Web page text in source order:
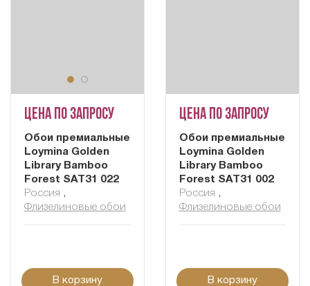
Цена по запросу
Обои премиальные
Loymina Golden
Library Bamboo
Forest SAT31 022
Россия ,
Флизелиновые обои
В корзину
Цена по запросу
Обои премиальные
Loymina Golden
Library Bamboo
Forest SAT31 002
Россия ,
Флизелиновые обои
В корзину